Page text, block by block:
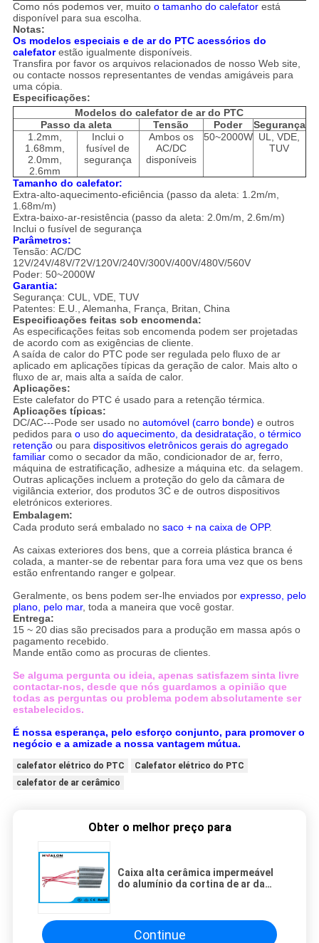
Como nós podemos ver, muito o tamanho do calefatorestá
disponível para sua escolha.
Notas:
Os modelos especiais e de ar do PTC acessórios do
calefatorestão igualmente disponíveis.
Transfira por favor os arquivos relacionados de nosso Web site,
ou contacte nossos representantes de vendas amigáveis para
uma cópia.
Especificações:
Modelos do calefator de ar do PTC
Passo da aleta
Tensão Poder
Segurança
1.2mm,
1.68mm,
2.0mm,
2.6mm
Inclui o
fusível de
segurança
Ambos os
AC/DC
disponíveis
50~2000W UL, VDE,
TUV
Tamanho do calefator:
Extra-alto-aquecimento-eficiência (passo da aleta: 1.2m/m,
1.68m/m)
Extra-baixo-ar-resistência (passo da aleta: 2.0m/m, 2.6m/m)
Inclui o fusível de segurança
Parâmetros:
Tensão: AC/DC
12V/24V/48V/72V/120V/240V/300V/400V/480V/560V
Poder: 50~2000W
Garantia:
Segurança: CUL, VDE, TUV
Patentes: E.U., Alemanha, França, Britan, China
Especificações feitas sob encomenda:
As especificações feitas sob encomenda podem ser projetadas
de acordo com as exigências de cliente.
A saída de calor do PTC pode ser regulada pelo fluxo de ar
aplicado em aplicações típicas da geração de calor. Mais alto o
fluxo de ar, mais alta a saída de calor.
Aplicações:
Este calefator do PTC é usado para a retenção térmica.
Aplicações típicas:
DC/AC---Pode ser usado no automóvel (carro bonde) e outros
pedidos para ouso do aquecimento, da desidratação, o térmico
retençãoou para dispositivos eletrônicos gerais do agregado
familiarcomo o secador da mão, condicionador de ar, ferro,
máquina de estratificação, adhesize a máquina etc. da selagem.
Outras aplicações incluem a proteção do gelo da câmara de
vigilância exterior, dos produtos 3C e de outros dispositivos
eletrónicos exteriores.
Embalagem:
Cada produto será embalado no saco + na caixa de OPP.
As caixas exteriores dos bens, que a correia plástica branca é
colada, a manter-se de rebentar para fora uma vez que os bens
estão enfrentando ranger e golpear.
Geralmente, os bens podem ser-lhe enviados por expresso, pelo
plano, pelo mar, toda a maneira que você gostar.
Entrega:
15 ~ 20 dias são precisados para a produção em massa após o
pagamento recebido.
Mande então como as procuras de clientes.
Se alguma pergunta ou ideia, apenas satisfazem sinta livre
contactar-nos, desde que nós guardamos a opinião que
todas as perguntas ou problema podem absolutamente ser
estabelecidos.
É nossa esperança, pelo esforço conjunto, para promover o
negócio e a amizade a nossa vantagem mútua.
calefator elétrico do PTC
Calefator elétrico do PTC
calefator de ar cerâmico
Obter o melhor preço para
Caixa alta cerâmica impermeável
do alumínio da cortina de ar da
Continue